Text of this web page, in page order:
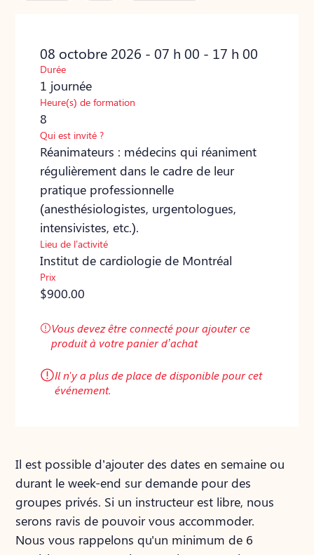
08 octobre 2026 - 07 h 00 - 17 h 00
Durée
1 journée
Heure(s) de formation
8
Qui est invité ?
Réanimateurs : médecins qui réaniment
régulièrement dans le cadre de leur
pratique professionnelle
(anesthésiologistes, urgentologues,
intensivistes, etc.).
Lieu de l’activité
Institut de cardiologie de Montréal
Prix
$900.00
Vous devez être connecté pour ajouter ce
produit à votre panier d’achat
Il n'y a plus de place de disponible pour cet
événement.
Il est possible d’ajouter des dates en semaine ou
durant le week-end sur demande pour des
groupes privés. Si un instructeur est libre, nous
serons ravis de pouvoir vous accommoder.
Nous vous rappelons qu'un minimum de 6